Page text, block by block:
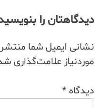
دیدگاهتان را
نشانی ایمیل شما
موردنیاز علامت‌گذاری
دیدگاه *